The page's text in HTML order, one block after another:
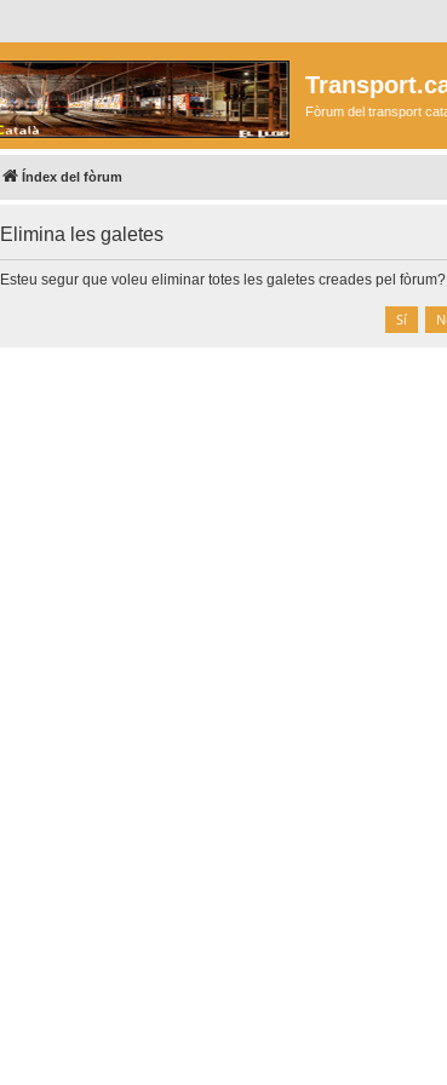
Fòrum del transport
Índex del fòrum
Elimina les galetes
Esteu segur que voleu eliminar totes les galetes creades pel fòrum?